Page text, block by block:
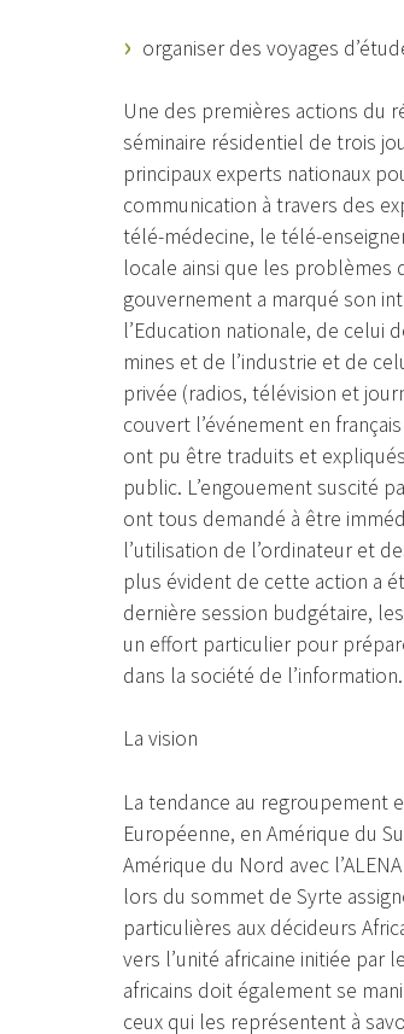
organiser des voyages
Une des premières actions du
séminaire résidentiel de trois
principaux experts nationaux
communication à travers des
télé-médecine, le télé-
locale ainsi que les problèmes
gouvernement a marqué son
l’Education nationale, de celui
mines et de l’industrie et de
privée (radios, télévision et
couvert l’événement en
ont pu être traduits et
public. L’engouement suscité
ont tous demandé à être
l’utilisation de l’ordinateur et
plus évident de cette action a
dernière session budgétaire,
un effort particulier pour
dans la société de l’information.
La vision
La tendance au regroupement
Européenne, en Amérique du
Amérique du Nord avec
lors du sommet de Syrte
particulières aux décideurs
vers l’unité africaine initiée par
africains doit également se
ceux qui les représentent à